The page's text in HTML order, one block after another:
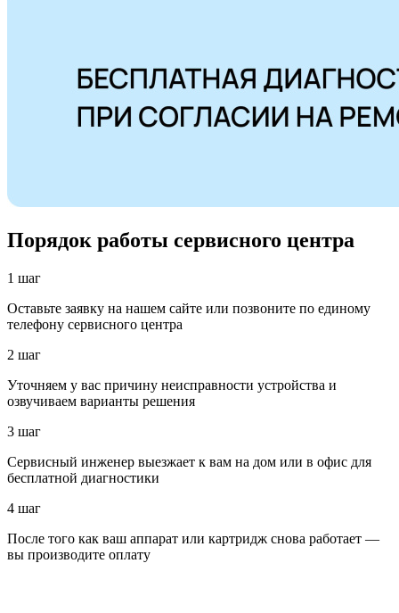
Порядок работы сервисного центра
1 шаг
Оставьте заявку на нашем сайте или позвоните по единому
телефону сервисного центра
2 шаг
Уточняем у вас причину неисправности устройства и
озвучиваем варианты решения
3 шаг
Сервисный инженер выезжает к вам на дом или в офис для
бесплатной диагностики
4 шаг
После того как ваш аппарат или картридж снова работает —
вы производите оплату